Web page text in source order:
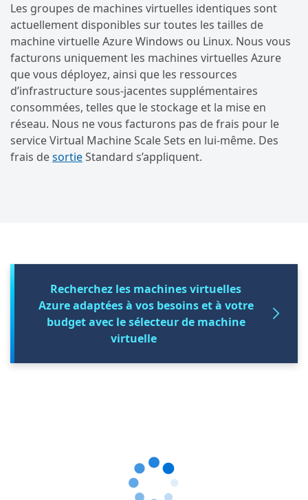
Les groupes de machines virtuelles identiques sont
actuellement disponibles sur toutes les tailles de
machine virtuelle Azure Windows ou Linux. Nous vous
facturons uniquement les machines virtuelles Azure
que vous déployez, ainsi que les ressources
d’infrastructure sous-jacentes supplémentaires
consommées, telles que le stockage et la mise en
réseau. Nous ne vous facturons pas de frais pour le
service Virtual Machine Scale Sets en lui-même. Des
frais desortieStandard s’appliquent.
Recherchez les machines virtuelles
Azure adaptées à vos besoins et à votre
budget avec le sélecteur de machine
virtuelle